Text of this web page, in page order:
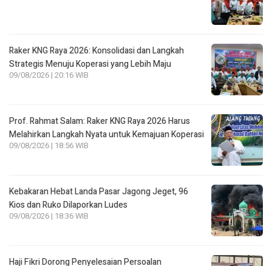
Raker KNG Raya 2026: Konsolidasi dan Langkah
Strategis Menuju Koperasi yang Lebih Maju
09/08/2026 | 20:16 WIB
Prof. Rahmat Salam: Raker KNG Raya 2026 Harus
Melahirkan Langkah Nyata untuk Kemajuan Koperasi
09/08/2026 | 18:56 WIB
Kebakaran Hebat Landa Pasar Jagong Jeget, 96
Kios dan Ruko Dilaporkan Ludes
09/08/2026 | 18:36 WIB
Haji Fikri Dorong Penyelesaian Persoalan